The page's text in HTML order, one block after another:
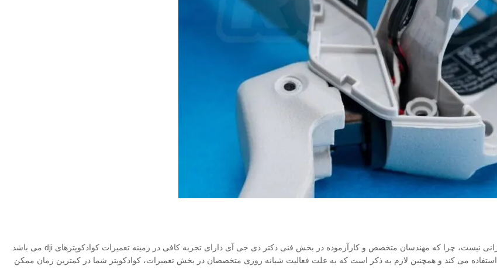
، اصلاً جای نگرانی نیست، چرا که مهندسان متخصص و کارآزموده در بخش فنی دکتر دی جی آی دارای تجربه کافی در زمینه تعمیرات کوادکوپترهای dji می باشد.
، برای تعمیر کوادکوپتر مویک مینی 2 از قطعات اورجینال کمپانی dji استفاده می کند و همچنین لازم به ذکر است که به علت فعالیت شبانه روزی متخصصان در بخش تعمیرات، کوادکوپتر شما در کمترین زمان ممکن